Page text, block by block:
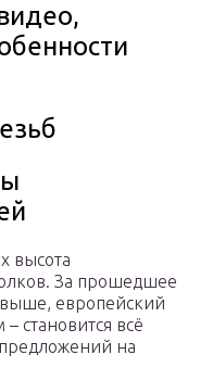
высота
За прошедшее
европейский
становится всё
на